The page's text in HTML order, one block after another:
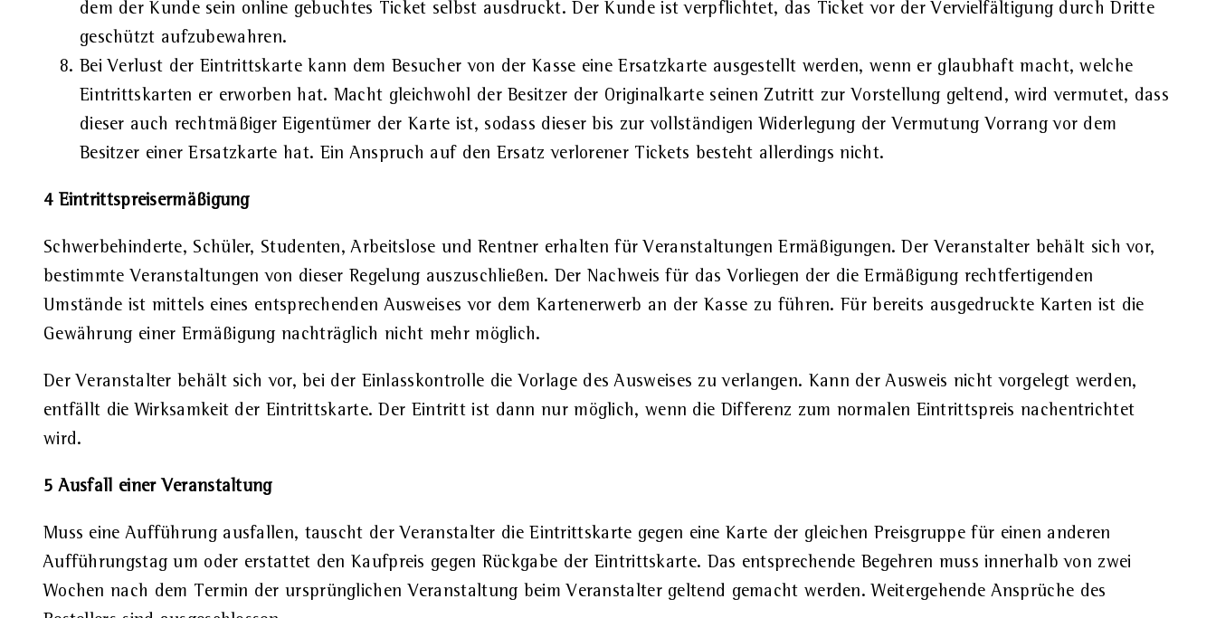
dem der Kunde sein online gebuchtes Ticket selbst ausdruckt. Der Kunde ist verpflichtet, das Ticket vor der Vervielfältigung durch Dritte
geschützt aufzubewahren.
Bei Verlust der Eintrittskarte kann dem Besucher von der Kasse eine Ersatzkarte ausgestellt werden, wenn er glaubhaft macht, welche
Eintrittskarten er erworben hat. Macht gleichwohl der Besitzer der Originalkarte seinen Zutritt zur Vorstellung geltend, wird vermutet, dass
dieser auch rechtmäßiger Eigentümer der Karte ist, sodass dieser bis zur vollständigen Widerlegung der Vermutung Vorrang vor dem
Besitzer einer Ersatzkarte hat. Ein Anspruch auf den Ersatz verlorener Tickets besteht allerdings nicht.
4 Eintrittspreisermäßigung
Schwerbehinderte, Schüler, Studenten, Arbeitslose und Rentner erhalten für Veranstaltungen Ermäßigungen. Der Veranstalter behält sich vor,
bestimmte Veranstaltungen von dieser Regelung auszuschließen. Der Nachweis für das Vorliegen der die Ermäßigung rechtfertigenden
Umstände ist mittels eines entsprechenden Ausweises vor dem Kartenerwerb an der Kasse zu führen. Für bereits ausgedruckte Karten ist die
Gewährung einer Ermäßigung nachträglich nicht mehr möglich.
Der Veranstalter behält sich vor, bei der Einlasskontrolle die Vorlage des Ausweises zu verlangen. Kann der Ausweis nicht vorgelegt werden,
entfällt die Wirksamkeit der Eintrittskarte. Der Eintritt ist dann nur möglich, wenn die Differenz zum normalen Eintrittspreis nachentrichtet
wird.
5 Ausfall einer Veranstaltung
Muss eine Aufführung ausfallen, tauscht der Veranstalter die Eintrittskarte gegen eine Karte der gleichen Preisgruppe für einen anderen
Aufführungstag um oder erstattet den Kaufpreis gegen Rückgabe der Eintrittskarte. Das entsprechende Begehren muss innerhalb von zwei
Wochen nach dem Termin der ursprünglichen Veranstaltung beim Veranstalter geltend gemacht werden. Weitergehende Ansprüche des